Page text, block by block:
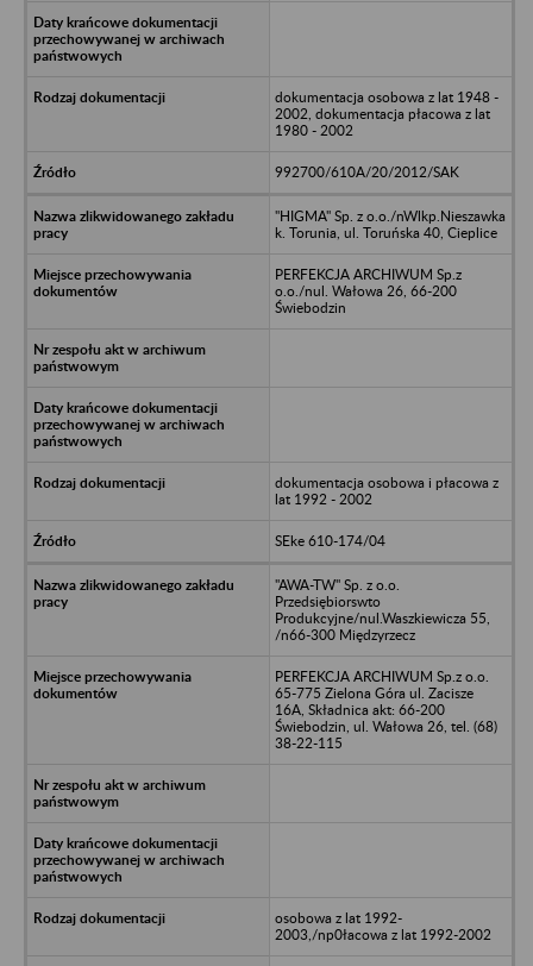
dokumentacja osobowa z lat 1948 -
2002, dokumentacja płacowa z lat
1980 - 2002
992700/610A/20/2012/SAK
"HIGMA" Sp. z o.o./nWlkp.Nieszawka
k. Torunia, ul. Toruńska 40, Cieplice
PERFEKCJA ARCHIWUM Sp.z
o.o./nul. Wałowa 26, 66-200
Świebodzin
dokumentacja osobowa i płacowa z
lat 1992 - 2002
SEke 610-174/04
"AWA-TW" Sp. z o.o.
Przedsiębiorswto
Produkcyjne/nul.Waszkiewicza 55,
/n66-300 Międzyrzecz
PERFEKCJA ARCHIWUM Sp.z o.o.
65-775 Zielona Góra ul. Zacisze
16A, Składnica akt: 66-200
Świebodzin, ul. Wałowa 26, tel. (68)
38-22-115
osobowa z lat 1992-
2003,/np0łacowa z lat 1992-2002